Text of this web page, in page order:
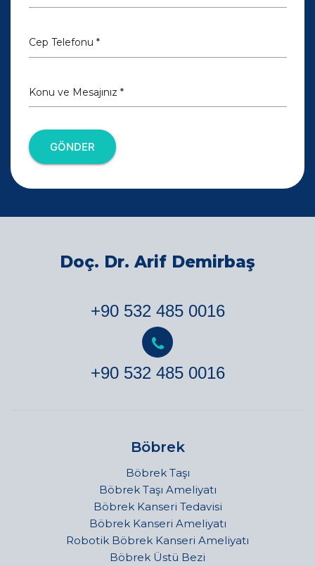
Cep Telefonu *
Konu ve Mesajınız *
GÖNDER
Doç. Dr. Arif Demirbaş
+90 532 485 0016
+90 532 485 0016
Böbrek
Böbrek Taşı
Böbrek Taşı Ameliyatı
Böbrek Kanseri Tedavisi
Böbrek Kanseri Ameliyatı
Robotik Böbrek Kanseri Ameliyatı
Böbrek Üstü Bezi